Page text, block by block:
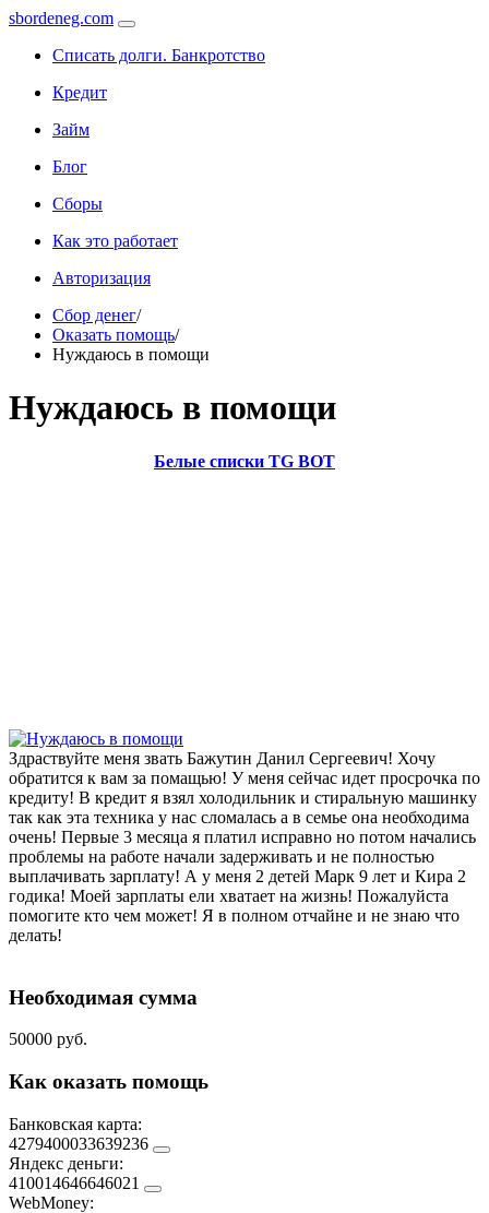
sbordeneg.com
Списать долги. Банкротство
Кредит
Займ
Блог
Сборы
Как это работает
Авторизация
Сбор денег/
Оказать помощь/
Нуждаюсь в помощи
Нуждаюсь в помощи
Белые списки TG BOT
Здраствуйте меня звать Бажутин Данил Сергеевич! Хочу
обратится к вам за помащью! У меня сейчас идет просрочка по
кредиту! В кредит я взял холодильник и стиральную машинку
так как эта техника у нас сломалась а в семье она необходима
очень! Первые 3 месяца я платил исправно но потом начались
проблемы на работе начали задерживать и не полностью
выплачивать зарплату! А у меня 2 детей Марк 9 лет и Кира 2
годика! Моей зарплаты ели хватает на жизнь! Пожалуйста
помогите кто чем может! Я в полном отчайне и не знаю что
делать!
Необходимая сумма
50000 руб.
Как оказать помощь
Банковская карта:
4279400033639236
Яндекс деньги:
410014646646021
WebMoney: